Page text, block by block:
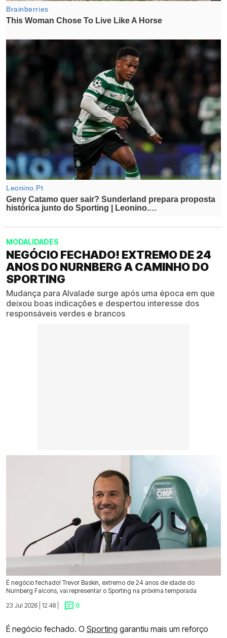
MODALIDADES
NEGÓCIO FECHADO! EXTREMO DE 24
ANOS DO NURNBERG A CAMINHO DO
SPORTING
Mudança para Alvalade surge após uma época em que
deixou boas indicações e despertou interesse dos
responsáveis verdes e brancos
É negócio fechado! Trevor Baskin, extremo de 24 anos de idade do
Nurnberg Falcons, vai representar o Sporting na próxima temporada
23 Jul 2026 | 12:48 |
0
É negócio fechado. O Sporting garantiu mais um reforço